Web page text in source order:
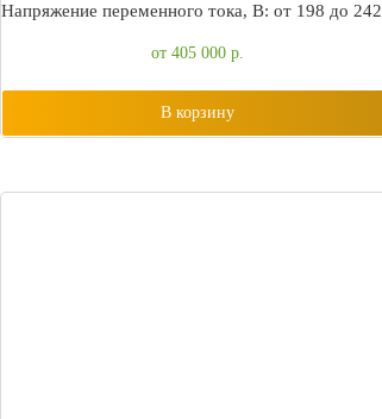
Напряжение переменного тока, В: от 198 до 242
от 405 000 р.
В корзину